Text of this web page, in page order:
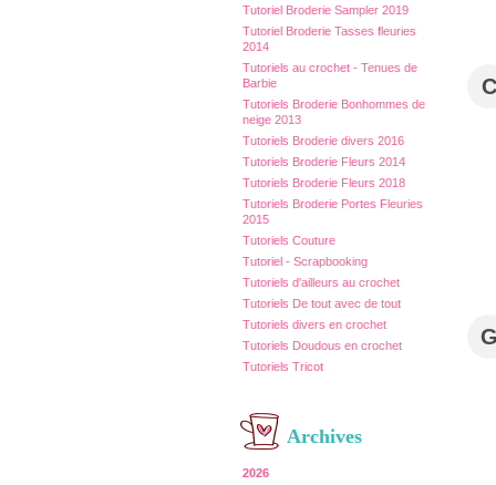
Tutoriel Broderie Sampler 2019
Tutoriel Broderie Tasses fleuries
2014
Tutoriels au crochet - Tenues de
Barbie
Tutoriels Broderie Bonhommes de
neige 2013
Tutoriels Broderie divers 2016
Tutoriels Broderie Fleurs 2014
Tutoriels Broderie Fleurs 2018
Tutoriels Broderie Portes Fleuries
2015
Tutoriels Couture
Tutoriel - Scrapbooking
Tutoriels d'ailleurs au crochet
Tutoriels De tout avec de tout
Tutoriels divers en crochet
Tutoriels Doudous en crochet
Tutoriels Tricot
Archives
2026
C